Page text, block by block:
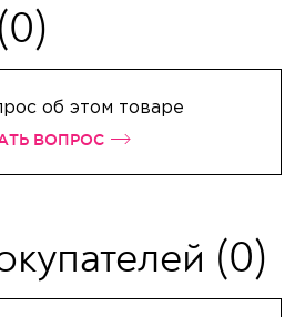
(0)
об этом товаре
ВОПРОС
(0)